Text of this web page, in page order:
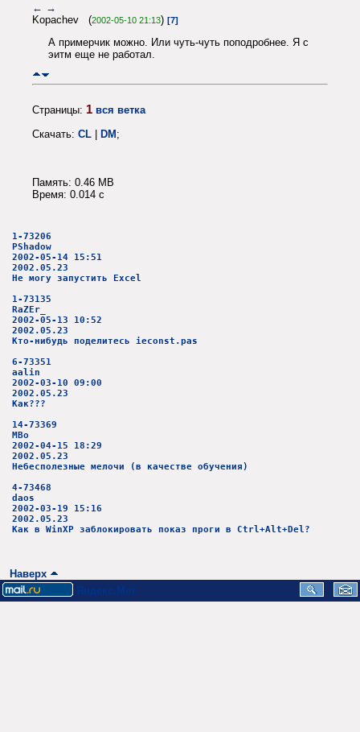
← →
Kopachev (2002-05-10 21:13) [7]
А примерчик можно. Или чуть-чуть поподробнее. Я с
эитм еще не работал.
Страницы: 1 вся ветка
Скачать: CL | DM;
Память: 0.46 MB
Время: 0.014 c
1-73206
PShadow
2002-05-14 15:51
2002.05.23
Не могу запустить Excel
1-73135
RaZEr_
2002-05-13 10:52
2002.05.23
Кто-нибудь поделитесь ieconst.pas
6-73351
aalin
2002-03-10 09:00
2002.05.23
Как???
14-73369
MBo
2002-04-15 18:29
2002.05.23
Небесполезные мелочи (в качестве обучения)
4-73468
daos
2002-03-19 15:16
2002.05.23
Как в WinXP заблокировать показ проги в Ctrl+Alt+Del?
Наверх